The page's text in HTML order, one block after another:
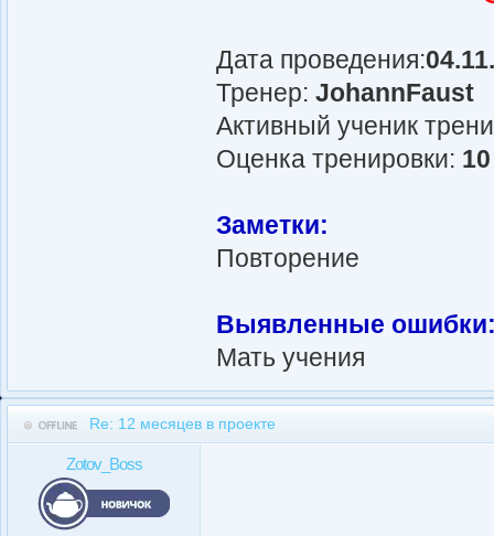
Дата проведения:
Тренер: JohannFaust
Активный ученик
Оценка тренировки:
Заметки:
Повторение
Выявленные
Мать учения
Re: 12 месяцев в проекте
Zotov_Boss